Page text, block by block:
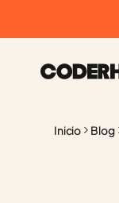
Inicio Blog